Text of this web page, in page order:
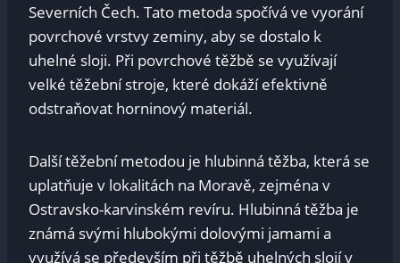
Severních Čech. Tato metoda spočívá ve vyorání
povrchové vrstvy zeminy, aby se dostalo k
uhelné sloji. Při povrchové těžbě se využívají
velké těžební stroje, které dokáží efektivně
odstraňovat horninový materiál.
Další těžební metodou je hlubinná těžba, která se
uplatňuje v lokalitách na Moravě, zejména v
Ostravsko-karvinském revíru. Hlubinná těžba je
známá svými hlubokými dolovými jamami a
využívá se především při těžbě uhelných slojí v